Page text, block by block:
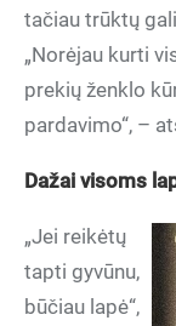
tačiau trūktų
„Norėjau kurti
prekių ženklo
pardavimo“, –
Dažai visoms
„Jei reikėtų
tapti gyvūnu,
būčiau lapė“,